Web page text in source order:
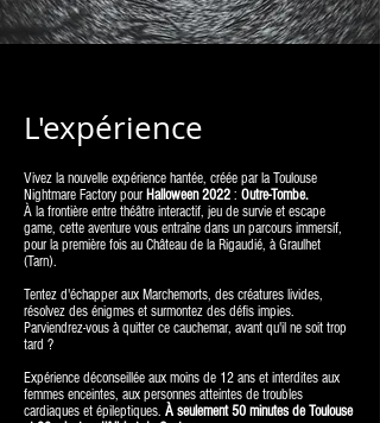
L'expérience
Vivez la nouvelle expérience hantée, créée par la Toulouse
Nightmare Factory pour Halloween 2022 : Outre-Tombe.
À la frontière entre théâtre interactif, jeu de survie et escape
game, cette aventure vous entraîne dans un parcours immersif,
pour la première fois au Château de la Rigaudié, à Graulhet
(Tarn).
Tentez d'échapper aux Marchemorts, des créatures livides,
résolvez des énigmes et surmontez des défis impies.
Parviendrez-vous à quitter ce cauchemar, avant qu'il ne soit trop
tard ?
Expérience déconseillée aux moins de 12 ans et interdites aux
femmes enceintes, aux personnes atteintes de troubles
cardiaques et épileptiques. À seulement 50 minutes de Toulouse